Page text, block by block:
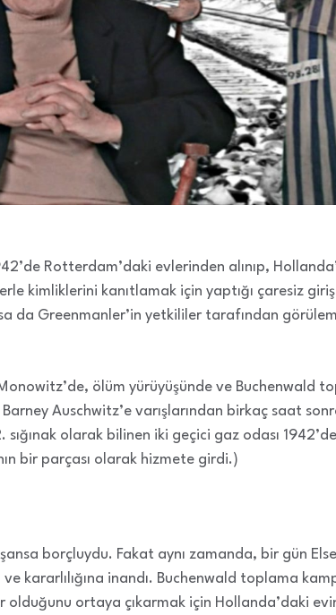
Rotterdam’daki evlerinden alınıp,
kimliklerini kanıtlamak için yaptığı çaresiz
da Greenmanler’in yetkililer tarafından
ölüm yürüyüşünde ve Buchenwald
Auschwitz’e varışlarından birkaç saat
olarak bilinen iki geçici gaz odası
bir parçası olarak hizmete girdi.)
borçluydu. Fakat aynı zamanda, bir gün
kararlılığına inandı. Buchenwald toplama
olduğunu ortaya çıkarmak için Hollanda’daki